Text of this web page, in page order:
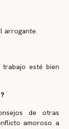
arrogante.
esté bien
de otras
amoroso a